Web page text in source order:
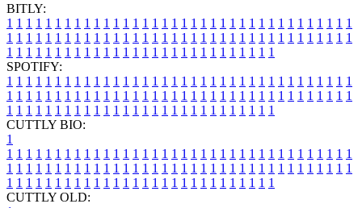
BITLY:
1 1 1 1 1 1 1 1 1 1 1 1 1 1 1 1 1 1 1 1 1 1 1 1 1 1 1 1 1 1 1 1 1 1 1 1
1 1 1 1 1 1 1 1 1 1 1 1 1 1 1 1 1 1 1 1 1 1 1 1 1 1 1 1 1 1 1 1 1 1 1 1
1 1 1 1 1 1 1 1 1 1 1 1 1 1 1 1 1 1 1 1 1 1 1 1 1 1 1 1
SPOTIFY:
1 1 1 1 1 1 1 1 1 1 1 1 1 1 1 1 1 1 1 1 1 1 1 1 1 1 1 1 1 1 1 1 1 1 1 1
1 1 1 1 1 1 1 1 1 1 1 1 1 1 1 1 1 1 1 1 1 1 1 1 1 1 1 1 1 1 1 1 1 1 1 1
1 1 1 1 1 1 1 1 1 1 1 1 1 1 1 1 1 1 1 1 1 1 1 1 1 1 1 1
CUTTLY BIO:
1
1 1 1 1 1 1 1 1 1 1 1 1 1 1 1 1 1 1 1 1 1 1 1 1 1 1 1 1 1 1 1 1 1 1 1 1
1 1 1 1 1 1 1 1 1 1 1 1 1 1 1 1 1 1 1 1 1 1 1 1 1 1 1 1 1 1 1 1 1 1 1 1
1 1 1 1 1 1 1 1 1 1 1 1 1 1 1 1 1 1 1 1 1 1 1 1 1 1 1 1
CUTTLY OLD: